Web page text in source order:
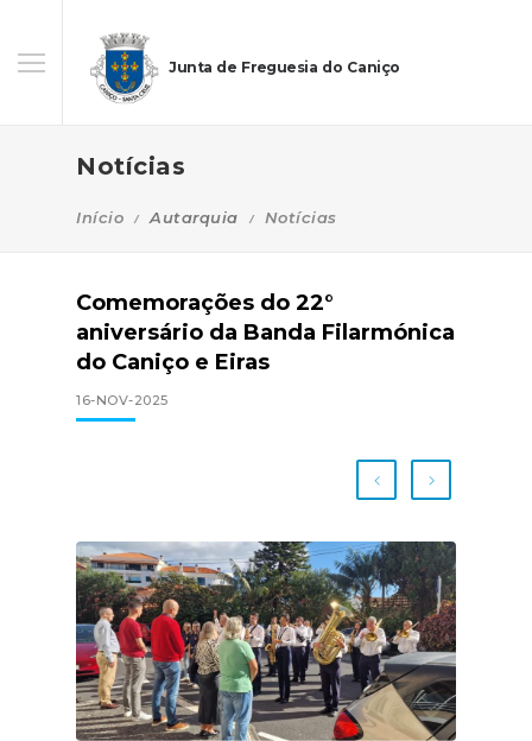
Junta de Freguesia do Caniço
Notícias
Início Autarquia Notícias
Comemorações do 22°
aniversário da Banda Filarmónica
do Caniço e Eiras
16-NOV-2025